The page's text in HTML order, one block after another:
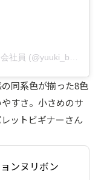
A post shared by ゆう@コスメオタク会社員 (@yuuki_beauty)
同系色が揃った8色
すさ。小さめのサ
ットビギナーさん